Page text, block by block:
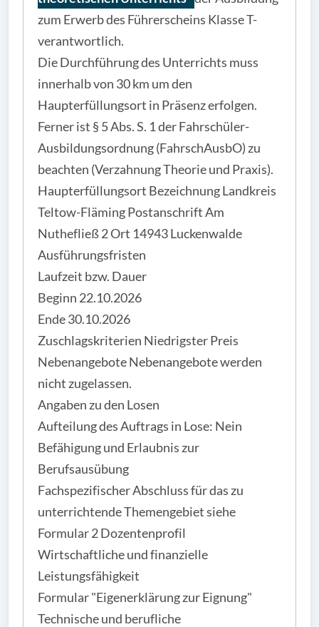
zum Erwerb des Führerscheins Klasse T-
verantwortlich.
Die Durchführung des Unterrichts muss
innerhalb von 30 km um den
Haupterfüllungsort in Präsenz erfolgen.
Ferner ist § 5 Abs. S. 1 der Fahrschüler-
Ausbildungsordnung (FahrschAusbO) zu
beachten (Verzahnung Theorie und Praxis).
Haupterfüllungsort Bezeichnung Landkreis
Teltow-Fläming Postanschrift Am
Nuthefließ 2 Ort 14943 Luckenwalde
Ausführungsfristen
Laufzeit bzw. Dauer
Beginn 22.10.2026
Ende 30.10.2026
Zuschlagskriterien Niedrigster Preis
Nebenangebote Nebenangebote werden
nicht zugelassen.
Angaben zu den Losen
Aufteilung des Auftrags in Lose: Nein
Befähigung und Erlaubnis zur
Berufsausübung
Fachspezifischer Abschluss für das zu
unterrichtende Themengebiet siehe
Formular 2 Dozentenprofil
Wirtschaftliche und finanzielle
Leistungsfähigkeit
Formular "Eigenerklärung zur Eignung"
Technische und berufliche